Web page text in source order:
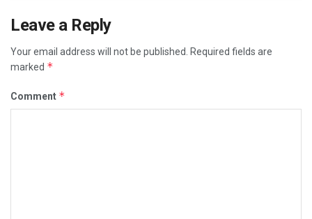
Leave a Reply
Your email address will not be published.
Required fields are
marked *
Comment *